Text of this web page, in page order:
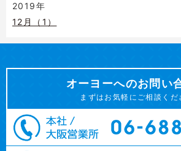
2019年
12月（1）
オーヨーへのお問い
まずはお気軽にご相談くだ